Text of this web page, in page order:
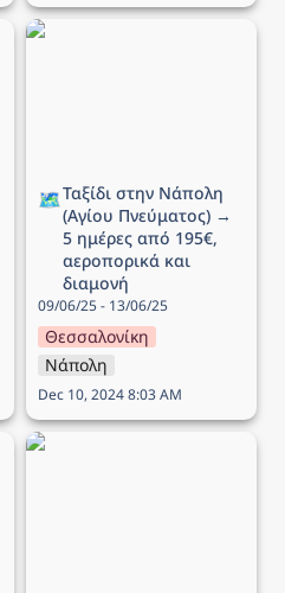
Ταξίδι στην Νάπολη
🗺️Ταξίδι στην Νάπολη
(Αγίου Πνεύματος) →
5 ημέρες από 195€,
αεροπορικά και
διαμονή
09/06/25 - 13/06/25
Θεσσαλονίκη
Νάπολη
Dec 10, 2024 8:03 AM
Ταξίδι στην Ισλανδία → 7